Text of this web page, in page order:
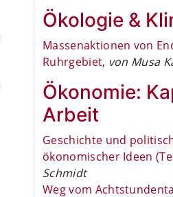
Ökologie &
Massenaktionen von
Ruhrgebiet, von Musa
Ökonomie:
Arbeit
Geschichte und
ökonomischer Ideen
Schmidt
Weg vom